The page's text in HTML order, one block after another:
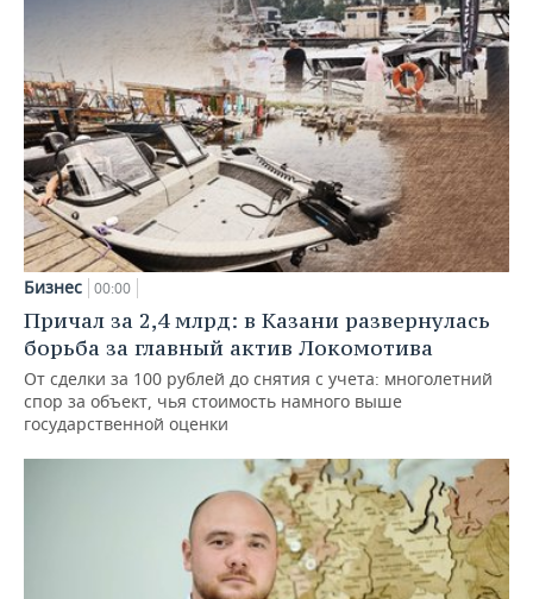
Бизнес 00:00
Причал за 2,4 млрд: в Казани развернулась
борьба за главный актив Локомотива
От сделки за 100 рублей до снятия с учета: многолетний
спор за объект, чья стоимость намного выше
государственной оценки